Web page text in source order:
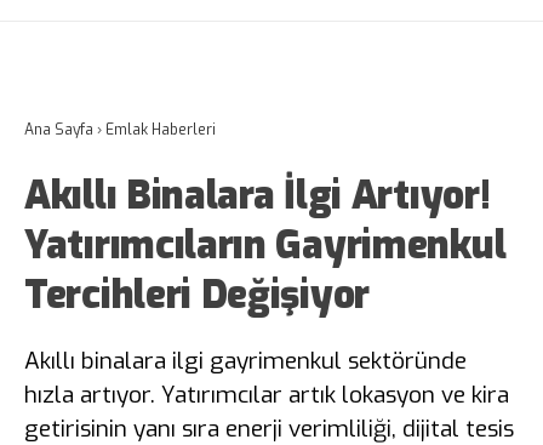
Ana Sayfa › Emlak Haberleri
Akıllı Binalara İlgi Artıyor!
Yatırımcıların Gayrimenkul
Tercihleri Değişiyor
Akıllı binalara ilgi gayrimenkul sektöründe
hızla artıyor. Yatırımcılar artık lokasyon ve kira
getirisinin yanı sıra enerji verimliliği, dijital tesis